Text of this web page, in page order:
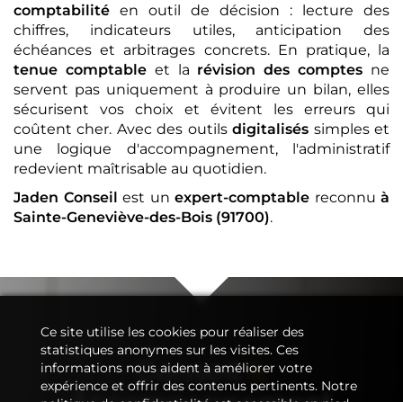
comptabilité en outil de décision : lecture des
chiffres, indicateurs utiles, anticipation des
échéances et arbitrages concrets. En pratique, la
tenue comptableet la révision des comptes ne
servent pas uniquement à produire un bilan, elles
sécurisent vos choix et évitent les erreurs qui
coûtent cher. Avec des outilsdigitalisés simples et
une logique d'accompagnement, l'administratif
redevient maîtrisable au quotidien.
Jaden Conseil est un expert-comptable reconnu à
Sainte-Geneviève-des-Bois (91700).
Conseil&
Ce site utilise les cookies pour réaliser des
statistiques anonymes sur les visites. Ces
informations nous aident à améliorer votre
expérience et offrir des contenus pertinents. Notre